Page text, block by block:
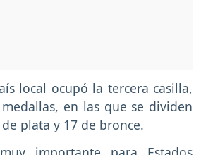
local ocupó la tercera casilla,
en las que se dividen
plata y 17 de bronce.